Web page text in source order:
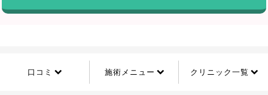
口コミ 施術メニュー クリニック一覧